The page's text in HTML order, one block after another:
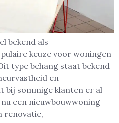
bekend als
keuze voor woningen
type behang staat bekend
en
bij sommige klanten er al
een nieuwbouwwoning
renovatie,